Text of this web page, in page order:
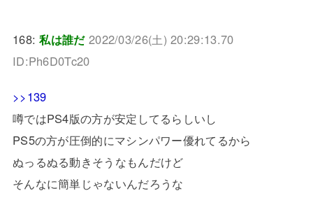
168:私は誰だ 2022/03/26(土) 20:29:13.70
ID:Ph6D0Tc20
>>139
噂ではPS4版の方が安定してるらしいし
PS5の方が圧倒的にマシンパワー優れてるから
ぬっるぬる動きそうなもんだけど
そんなに簡単じゃないんだろうな